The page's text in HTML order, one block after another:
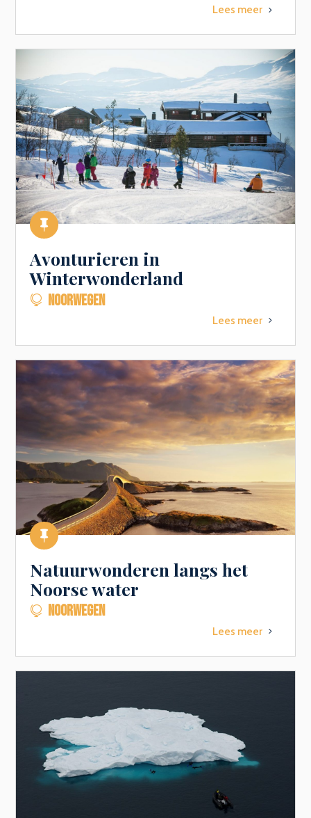
Lees meer 5

Avonturieren in
Winterwonderland
 NOORWEGEN
Lees meer 5

Natuurwonderen langs het
Noorse water
 NOORWEGEN
Lees meer 5